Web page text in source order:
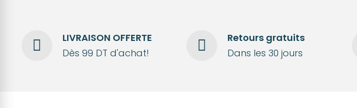
LIVRAISON OFFERTE
Dès 99 DT d'achat!
Retours gratuits
Dans les 30 jours